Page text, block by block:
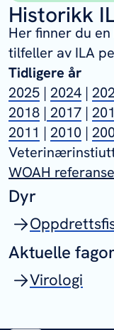
over antall
måned fra
til 2003.
Tabellene i
over antall
ILA. Kriterier
er beskrevet i
Mattilsynets
Det er angitt
stadfesting
lokaliteten
Historikk
Her finner du
tilfeller av ILA
Tidligere år
2025 | 2024 |
2018 | 2017 |
2011 | 2010 |
WOAH
Dyr
Aktuelle
Virologi